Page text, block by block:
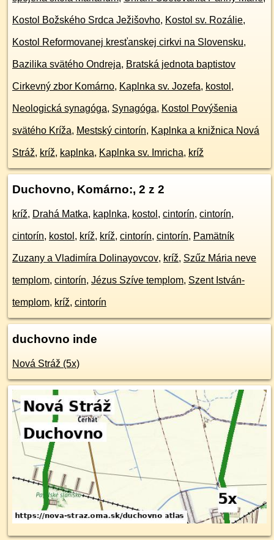
Kostol Božského Srdca Ježišovho, Kostol sv. Rozálie,
Kostol Reformovanej kresťanskej cirkvi na Slovensku,
Bazilika svätého Ondreja, Bratská jednota baptistov
Cirkevný zbor Komárno, Kaplnka sv. Jozefa, kostol ,
Neologická synagóga, Synagóga, Kostol Povýšenia
svätého Kríža, Mestský cintorín, Kaplnka a knižnica Nová
Stráž, kríž, kaplnka, Kaplnka sv. Imricha, kríž
Duchovno, Komárno:, 2 z 2
kríž, Drahá Matka, kaplnka, kostol , cintorín, cintorín,
cintorín, kostol , kríž, kríž, cintorín, cintorín, Pamätník
Zuzany a Vladimíra Dolinayovcov, kríž, Szűz Mária neve
templom, cintorín, Jézus Szíve templom, Szent István-
templom, kríž, cintorín
duchovno inde
Nová Stráž (5x)